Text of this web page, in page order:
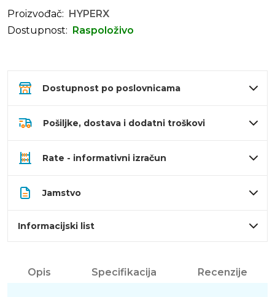
Proizvođač:
HYPERX
Dostupnost:
Raspoloživo
Dostupnost po poslovnicama
Pošiljke, dostava i dodatni troškovi
Rate - informativni izračun
Jamstvo
Informacijski list
Opis Specifikacija Recenzije